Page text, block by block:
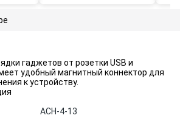
гаджетов от розетки USB и
удобный магнитный коннектор для
к устройству.
ACH-4-13